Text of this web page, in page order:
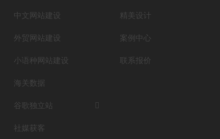
中文网站建设
外贸网站建设
小语种网站建设
海关数据
谷歌独立站 
社媒获客
精美设计
案例中心
联系报价